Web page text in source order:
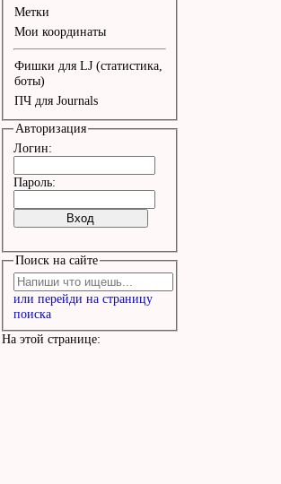
Метки
Мои координаты
Фишки для LJ (статистика,
боты)
ПЧ для Journals
Авторизация
Логин:
Пароль:
Поиск на сайте
или перейди на страницу
поиска
На этой странице: